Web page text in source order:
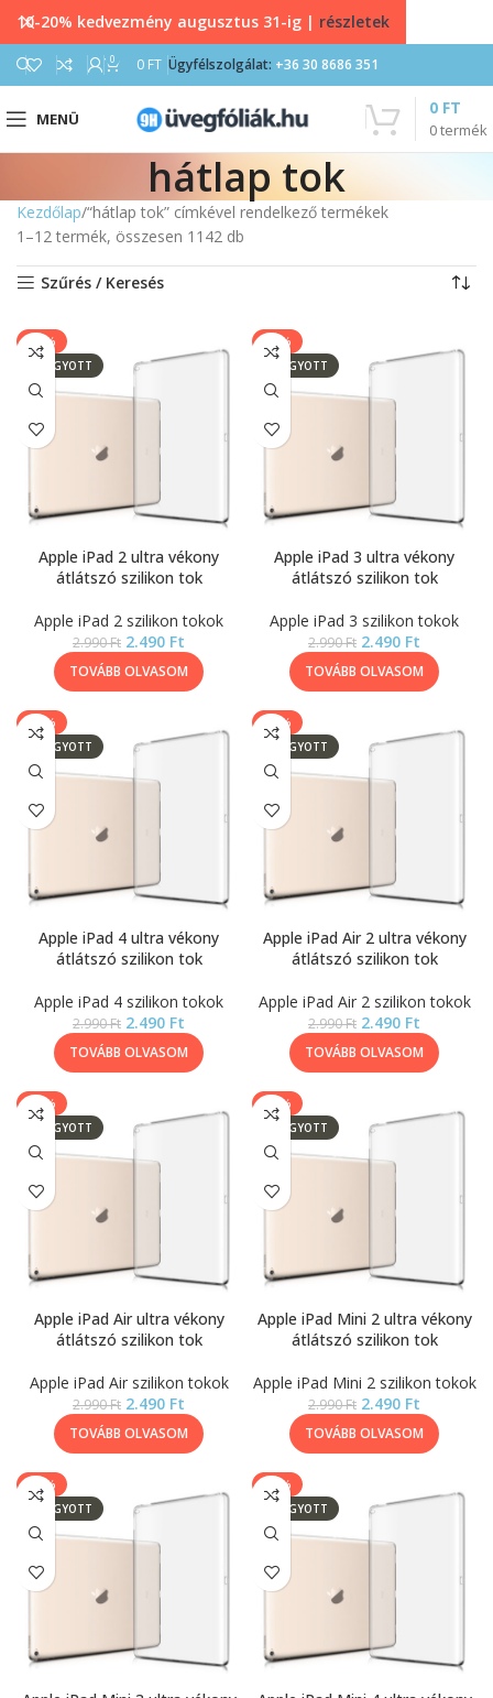
0 0 FT Ügyfélszolgálat: +36 30 8686 351
MENÜ
0termék
0 FT
hátlap tok
Kezdőlap “hátlap tok” címkével rendelkező termékek
1–12 termék, összesen 1142 db
Szűrés / Keresés
-17%
ELFOGYOTT
Apple iPad 2 ultra vékony
átlátszó szilikon tok
Apple iPad 2 szilikon tokok
2.990Ft 2.490 Ft
TOVÁBB OLVASOM
-17%
ELFOGYOTT
Apple iPad 3 ultra vékony
átlátszó szilikon tok
Apple iPad 3 szilikon tokok
2.990Ft 2.490 Ft
TOVÁBB OLVASOM
-17%
ELFOGYOTT
Apple iPad 4 ultra vékony
átlátszó szilikon tok
Apple iPad 4 szilikon tokok
2.990Ft 2.490 Ft
TOVÁBB OLVASOM
-17%
ELFOGYOTT
Apple iPad Air 2 ultra vékony
átlátszó szilikon tok
Apple iPad Air 2 szilikon tokok
2.990Ft 2.490 Ft
TOVÁBB OLVASOM
-17%
ELFOGYOTT
Apple iPad Air ultra vékony
átlátszó szilikon tok
Apple iPad Air szilikon tokok
2.990Ft 2.490 Ft
TOVÁBB OLVASOM
-17%
ELFOGYOTT
Apple iPad Mini 2 ultra vékony
átlátszó szilikon tok
Apple iPad Mini 2 szilikon tokok
2.990Ft 2.490 Ft
TOVÁBB OLVASOM
-17%
ELFOGYOTT
-17%
ELFOGYOTT
10-20% kedvezmény augusztus 31-ig | részletek